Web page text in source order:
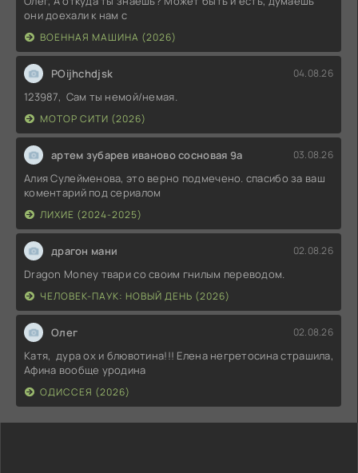
они доехали к нам с
ВОЕННАЯ МАШИНА (2026)
POijhchdjsk 04.08.26
123987, Сам ты немой/немая.
МОТОР СИТИ (2026)
артем зубарев иваново сосновая 9а 03.08.26
Алия Сулейменова, это верно подмечено. спасибо за ваш
коментарий под сериалом
ЛИХИЕ (2024-2025)
драгон мани 02.08.26
Dragon Money твари со своим гнилым переводом.
ЧЕЛОВЕК-ПАУК: НОВЫЙ ДЕНЬ (2026)
Олег 02.08.26
Катя, дура ох и блювотина!!! Елена негретосина страшила,
Афина вообще уродина
ОДИССЕЯ (2026)